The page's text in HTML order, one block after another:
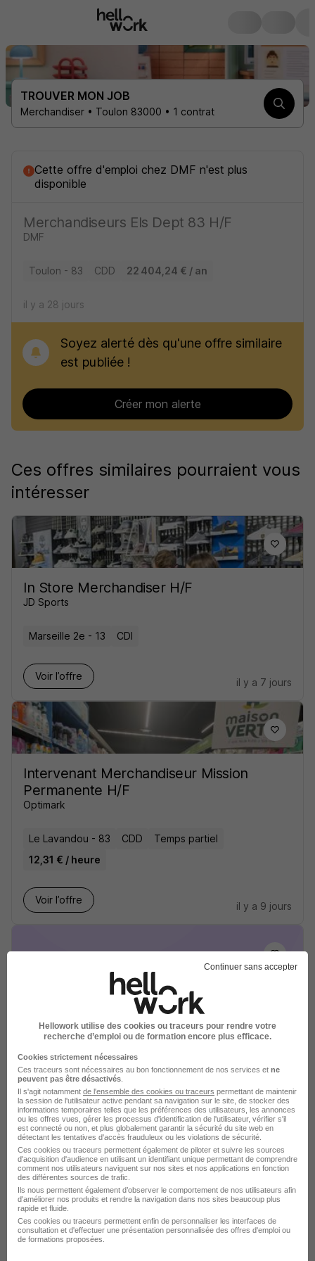
TROUVER MON JOB
Merchandiser • Toulon 83000 • 1 contrat
Cette offre d'emploi chez DMF n'est plus
disponible
Merchandiseurs Els Dept 83 H/F
DMF
Toulon - 83 CDD 22 404,24 € / an
il y a 28 jours
Soyez alerté dès qu'une offre similaire
est publiée !
Créer mon alerte
Ces offres similaires pourraient vous
intéresser
In Store Merchandiser H/F
JD Sports
Marseille 2e - 13 CDI
Voir l’offre
il y a 7 jours
Intervenant Merchandiseur Mission
Permanente H/F
Optimark
Le Lavandou - 83 CDD
Temps partiel
12,31 € / heure
Voir l’offre
il y a 9 jours
MerchandiseurSeuse Crf Market
Top Selling
Pignans - 83 CDD
Voir l’offre
il y a 1 jour
Merchandiseur H/F
Chausson Matériaux
Continuer sans accepter
Hellowork utilise des cookies ou traceurs pour rendre votre
recherche d’emploi ou de formation encore plus efficace.
Cookies strictement nécessaires
Ces traceurs sont nécessaires au bon fonctionnement de nos services et ne
peuvent pas être désactivés
Il s'agit notamment de l'ensemble des cookies ou traceurs permettant de maintenir
la session de l'utilisateur active pendant sa navigation sur le site, de stocker des
informations temporaires telles que les préférences des utilisateurs, les annonces
ou les offres vues, gérer les processus d'identification de l'utilisateur, vérifier s'il
est connecté ou non, et plus globalement garantir la sécurité du site web en
détectant les tentatives d'accès frauduleux ou les violations de sécurité.
Ces cookies ou traceurs permettent également de piloter et suivre les sources
d'acquisition d'audience en utilisant un identifiant unique permettant de comprendre
comment nos utilisateurs naviguent sur nos sites et nos applications en fonction
des différentes sources de trafic.
Ils nous permettent également d’observer le comportement de nos utilisateurs afin
d'améliorer nos produits et rendre la navigation dans nos sites beaucoup plus
rapide et fluide.
Ces cookies ou traceurs permettent enfin de personnaliser les interfaces de
consultation et d'effectuer une présentation personnalisée des offres d'emploi ou
de formations proposées.